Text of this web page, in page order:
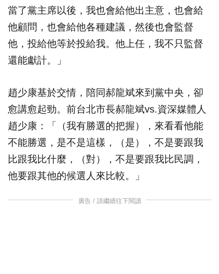
當了黨主席以後，我也會給他出主意，也會給
他顧問，也會給他各種建議，然後也會監督
他，投給他等於投給我。他上任，我不只監督
還能獻計。」
趙少康基於交情，陪同郝龍斌來到黨中央，卻
愈講愈起勁。前台北市長郝龍斌vs.資深媒體人
趙少康：「（我有勝選的把握），來看看他能
不能勝選，是不是這樣，（是），不是要跟我
比跟我比什麼，（對），不是要跟我比民調，
他要跟其他的候選人來比較。」
廣告 / 請繼續往下閱讀